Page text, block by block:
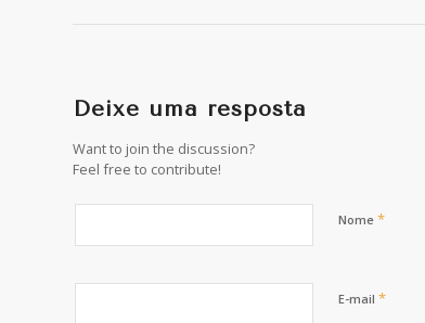
Deixe uma resposta
Want to join the discussion?
Feel free to contribute!
Nome *
E-mail *